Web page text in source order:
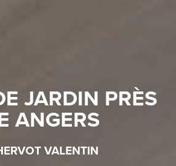
JARDIN PRÈS
ANGERS
VALENTIN